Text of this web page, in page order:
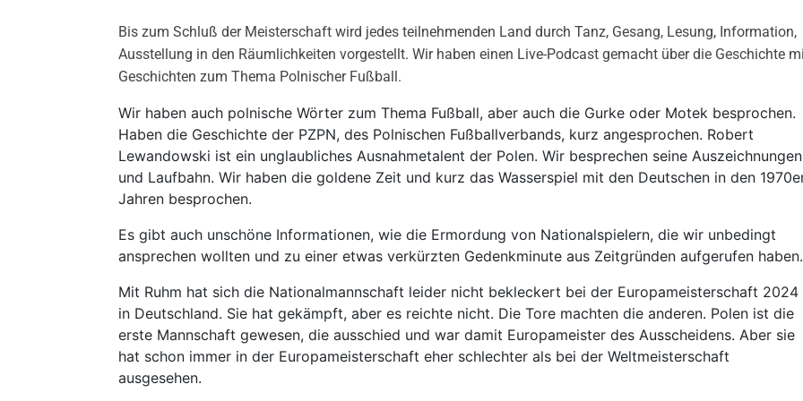
Bis zum Schluß der Meisterschaft wird jedes teilnehmenden Land durch Tanz, Gesang, Lesung, Information,
Ausstellung in den Räumlichkeiten vorgestellt. Wir haben einen Live-Podcast gemacht über die Geschichte
Geschichten zum Thema Polnischer Fußball.
Wir haben auch polnische Wörter zum Thema Fußball, aber auch die Gurke oder Motek besprochen.
Haben die Geschichte der PZPN, des Polnischen Fußballverbands, kurz angesprochen. Robert
Lewandowski ist ein unglaubliches Ausnahmetalent der Polen. Wir besprechen seine Auszeichnungen
und Laufbahn. Wir haben die goldene Zeit und kurz das Wasserspiel mit den Deutschen in den
Jahren besprochen.
Es gibt auch unschöne Informationen, wie die Ermordung von Nationalspielern, die wir unbedingt
ansprechen wollten und zu einer etwas verkürzten Gedenkminute aus Zeitgründen aufgerufen haben.
Mit Ruhm hat sich die Nationalmannschaft leider nicht bekleckert bei der Europameisterschaft 2024
in Deutschland. Sie hat gekämpft, aber es reichte nicht. Die Tore machten die anderen. Polen ist die
erste Mannschaft gewesen, die ausschied und war damit Europameister des Ausscheidens. Aber sie
hat schon immer in der Europameisterschaft eher schlechter als bei der Weltmeisterschaft
ausgesehen.